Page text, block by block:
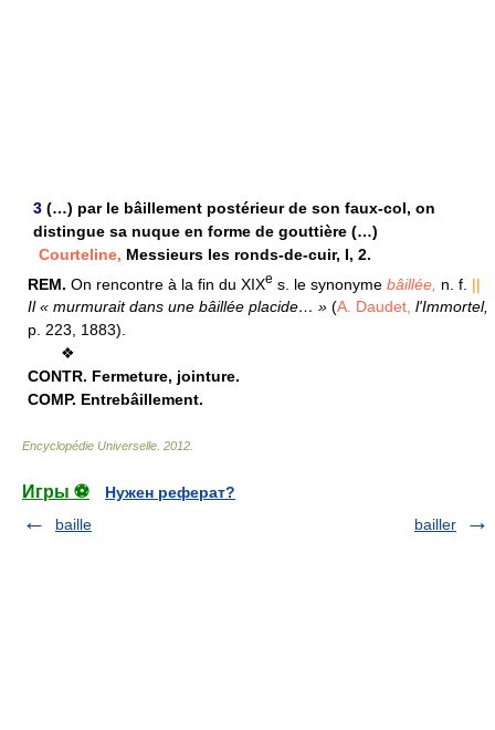
3 (…) par le bâillement postérieur de son faux-col, on
distingue sa nuque en forme de gouttière (…)
Courteline, Messieurs les ronds-de-cuir, I, 2.
REM. On rencontre à la fin du XIXe s. le synonyme bâillée, n. f. ||
Il « murmurait dans une bâillée placide… » (A. Daudet, l'Immortel,
p. 223, 1883).
❖
CONTR. Fermeture, jointure.
COMP. Entrebâillement.
Encyclopédie Universelle 2012
Игры ⚽
Нужен реферат?
baille
bailler